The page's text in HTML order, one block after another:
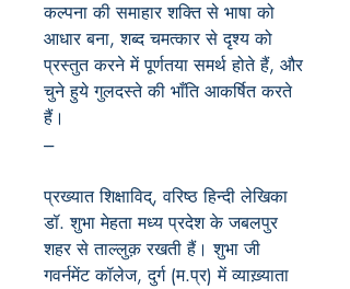
कल्पना की समाहार शक्ति से भाषा को
आधार बना, शब्द चमत्कार से दृश्य को
प्रस्तुत करने में पूर्णतया समर्थ होते हैं, और
चुने हुये गुलदस्ते की भाँति आकर्षित करते
हैं।
---
प्रख्यात शिक्षाविद्, वरिष्ठ हिन्दी लेखिका
डॉ. शुभा मेहता मध्य प्रदेश के जबलपुर
शहर से ताल्लुक़ रखती हैं। शुभा जी
गवर्नमेंट कॉलेज, दुर्ग (म.प्र) में व्याख़्याता